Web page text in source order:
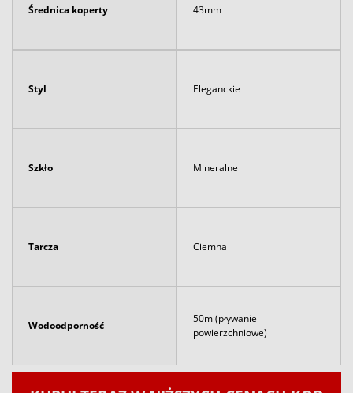
Średnica koperty 43mm
Styl Eleganckie
Szkło Mineralne
Tarcza Ciemna
Wodoodporność
50m (pływanie
powierzchniowe)